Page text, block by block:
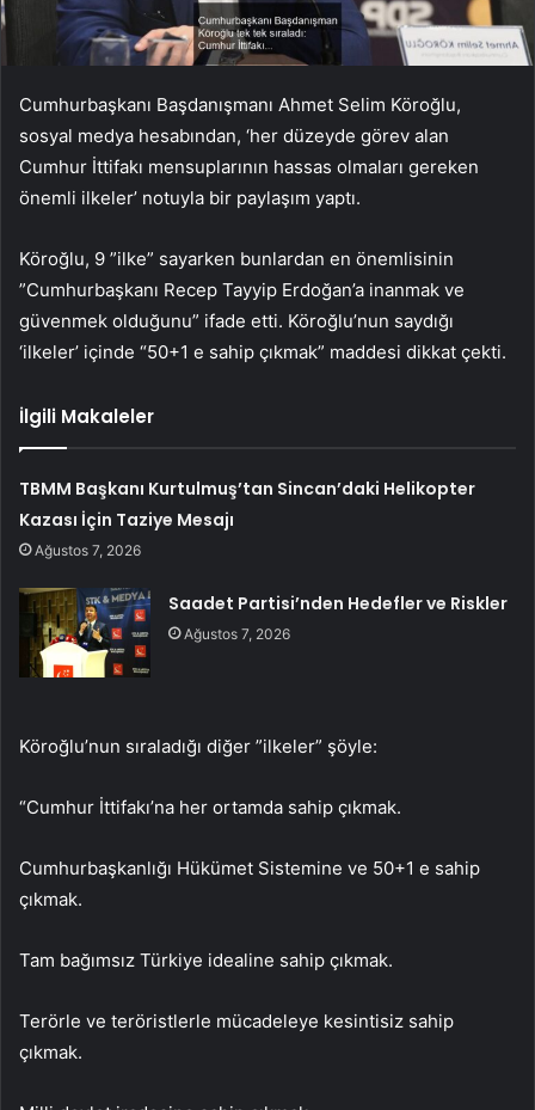
Cumhurbaşkanı Başdanışmanı Ahmet Selim Köroğlu,
sosyal medya hesabından, ‘her düzeyde görev alan
Cumhur İttifakı mensuplarının hassas olmaları gereken
önemli ilkeler’ notuyla bir paylaşım yaptı.
Köroğlu, 9 ”ilke” sayarken bunlardan en önemlisinin
”Cumhurbaşkanı Recep Tayyip Erdoğan’a inanmak ve
güvenmek olduğunu” ifade etti. Köroğlu’nun saydığı
‘ilkeler’ içinde “50+1 e sahip çıkmak” maddesi dikkat çekti.
İlgili Makaleler
TBMM Başkanı Kurtulmuş’tan Sincan’daki Helikopter
Kazası İçin Taziye Mesajı
Ağustos 7, 2026
Saadet Partisi’nden Hedefler ve Riskler
Ağustos 7, 2026
Köroğlu’nun sıraladığı diğer ”ilkeler” şöyle:
“Cumhur İttifakı’na her ortamda sahip çıkmak.
Cumhurbaşkanlığı Hükümet Sistemine ve 50+1 e sahip
çıkmak.
Tam bağımsız Türkiye idealine sahip çıkmak.
Terörle ve teröristlerle mücadeleye kesintisiz sahip
çıkmak.